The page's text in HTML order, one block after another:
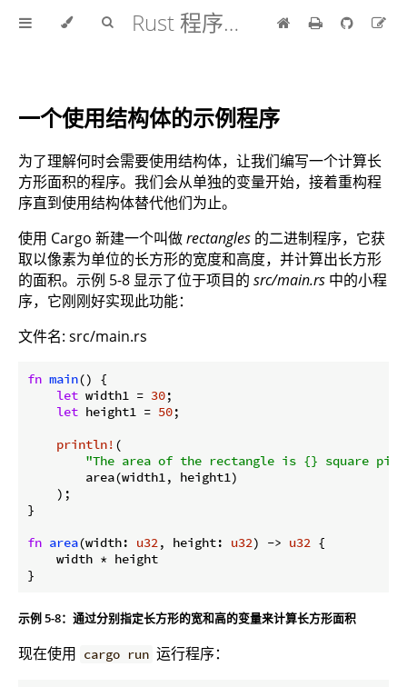
Rust 程序设计语言 中文版
一个使用结构体的示例程序
为了理解何时会需要使用结构体，让我们编写一个计算长
方形面积的程序。我们会从单独的变量开始，接着重构程
序直到使用结构体替代他们为止。
使用 Cargo 新建一个叫做rectangles 的二进制程序，它获
取以像素为单位的长方形的宽度和高度，并计算出长方形
的面积。示例 5-8 显示了位于项目的 src/main.rs 中的小程
序，它刚刚好实现此功能：
文件名: src/main.rs
fn main() {
let width1 = 30;
let height1 = 50;
println! (
"The area of the rectangle is {} square
        area(width1, height1)
    );
}
fn area(width: u32, height: u32) -> u32 {
    width * height
}
示例 5-8：通过分别指定长方形的宽和高的变量来计算长方形面积
现在使用 cargo run 运行程序：